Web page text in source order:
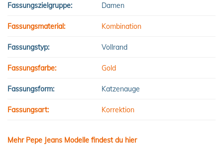
Fassungszielgruppe: Damen
Fassungsmaterial: Kombination
Fassungstyp: Vollrand
Fassungsfarbe: Gold
Fassungsform: Katzenauge
Fassungsart: Korrektion
Mehr Pepe Jeans Modelle findest du hier